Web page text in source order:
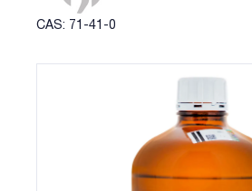
CAS: 71-41-0